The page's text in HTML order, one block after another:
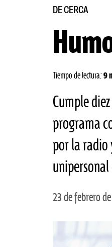
DE CERCA
Tiempo de lectura: 9
Cumple
programa
por la radio
23 de febrero